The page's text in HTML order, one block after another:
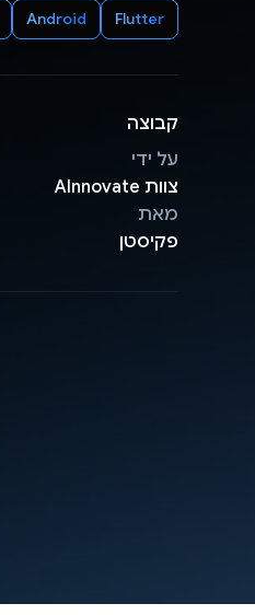
Flutter
Android
קבוצה
על ידי
צוות AInnovate
מאת
פקיסטן